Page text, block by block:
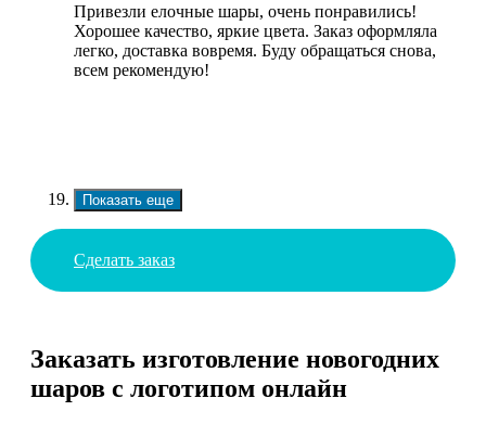
Привезли елочные шары, очень понравились!
Хорошее качество, яркие цвета. Заказ оформляла
легко, доставка вовремя. Буду обращаться снова,
всем рекомендую!
Показать еще
Сделать заказ
Заказать изготовление новогодних
шаров с логотипом онлайн